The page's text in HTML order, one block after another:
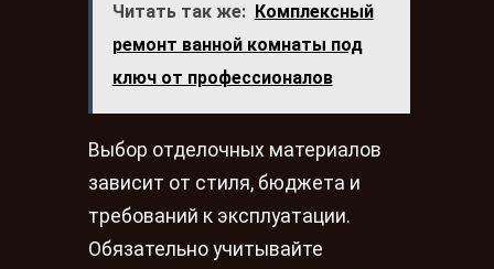
Читать так же:
Комплексный
ремонт ванной комнаты под
ключ от профессионалов
Выбор отделочных материалов
зависит от стиля, бюджета и
требований к эксплуатации.
Обязательно учитывайте